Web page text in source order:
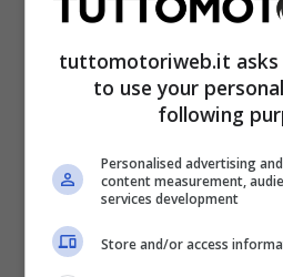
cliente.
Leggi anche ->Audi A3
esterno ridisegnato e
completamente nuovi
La dotazione di
tuttomotoriweb.it asks
to use your
following
Personalised advertising
content measurement,
services development
Store and/or access